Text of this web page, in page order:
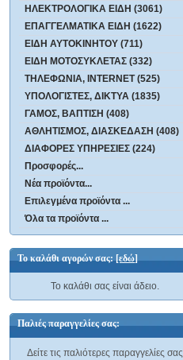
ΗΛΕΚΤΡΟΛΟΓΙΚΑ ΕΙΔΗ (3061)
ΕΠΑΓΓΕΛΜΑΤΙΚΑ ΕΙΔΗ (1622)
ΕΙΔΗ ΑΥΤΟΚΙΝΗΤΟΥ (711)
ΕΙΔΗ ΜΟΤΟΣΥΚΛΕΤΑΣ (332)
ΤΗΛΕΦΩΝΙΑ, INTERNET (525)
ΥΠΟΛΟΓΙΣΤΕΣ, ΔΙΚΤΥΑ (1835)
ΓΑΜΟΣ, ΒΑΠΤΙΣΗ (408)
ΑΘΛΗΤΙΣΜΟΣ, ΔΙΑΣΚΕΔΑΣΗ (408)
ΔΙΑΦΟΡΕΣ ΥΠΗΡΕΣΙΕΣ (224)
Προσφορές...
Νέα προϊόντα...
Επιλεγμένα προϊόντα ...
Όλα τα προϊόντα ...
Το καλάθι αγορών σας:[εδώ]
Το καλάθι σας είναι άδειο.
Παλιές παραγγελίες σας:
Δείτε τις παλιότερες παραγγελίες σας